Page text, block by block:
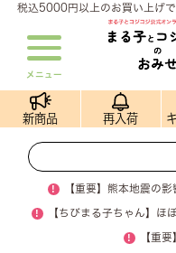
税込5000円以上のお買い上げ
メニュー
新商品 再入荷
! 【重要】熊本地震の
! 【ちびまる子ちゃん】
! 【重